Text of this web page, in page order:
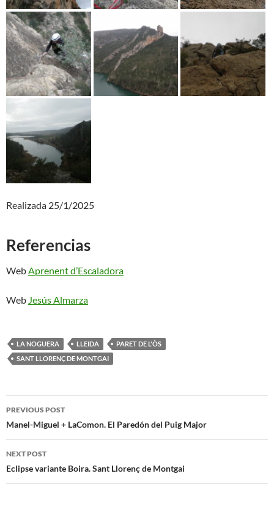
Realizada 25/1/2025
Referencias
Web Aprenent d’Escaladora
Web Jesús Almarza
LA NOGUERA LLEIDA
PARET DE L'ÒS
SANT LLORENÇ DE MONTGAI
Post
navigation
PREVIOUS POST
Manel-Miguel + LaComon. El Paredón del Puig Major
NEXT POST
Eclipse variante Boira. Sant Llorenç de Montgai